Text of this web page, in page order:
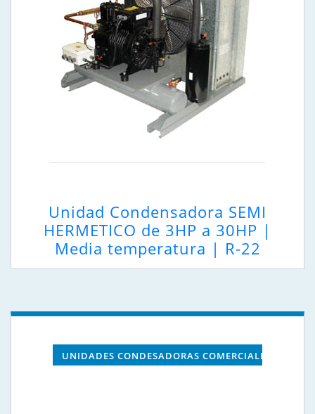
Unidad Condensadora SEMI
HERMETICO de 3HP a 30HP |
Media temperatura | R-22
UNIDADES CONDESADORAS COMERCIALES